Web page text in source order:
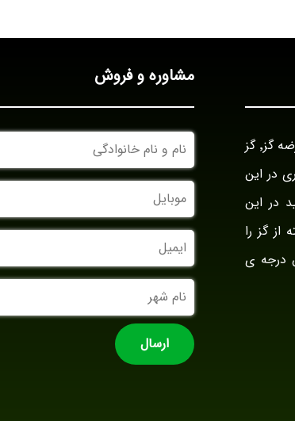
بازرگانی گز آراد در سال ۱۳۹۴ با نام بازار گز ایران فعالیت خود رو در زمینه ی عرضه گز٬ گز
در این
در این
از گز را
درجه ی
مشاوره و فروش
و
نام
خانوادگی
موبایل
ایمیل
نام
شهر